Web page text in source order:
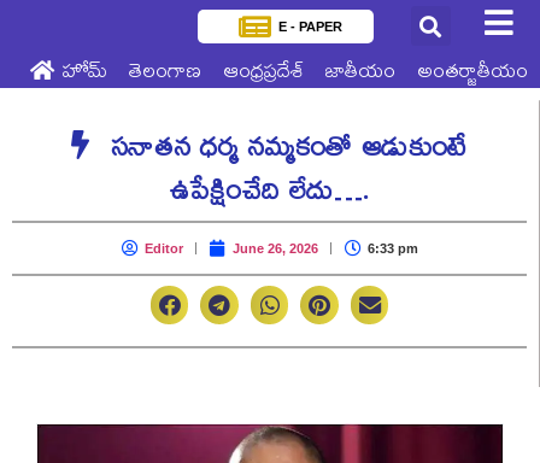
E - PAPER
హోమ్ తెలంగాణ ఆంధ్రప్రదేశ్ జాతీయం అంతర్జాతీయం
సనాతన ధర్మ నమ్మకంతో ఆడుకుంటే
ఉపేక్షించేది లేదు….
Editor June 26, 2026 6:33 pm